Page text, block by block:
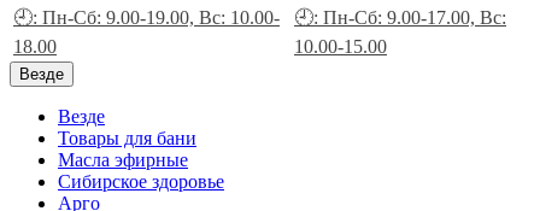
🕘: Пн-Сб: 9.00-19.00, Вс: 10.00-
18.00
🕘: Пн-Сб: 9.00-17.00, Вс:
10.00-15.00
Везде
Везде
Товары для бани
Масла эфирные
Сибирское здоровье
Арго